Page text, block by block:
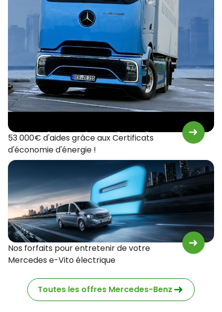
53 000€ d'aides grâce aux Certificats
d'économie d'énergie !
Nos forfaits pour entretenir de votre
Mercedes e-Vito électrique
Toutes les offres Mercedes-Benz